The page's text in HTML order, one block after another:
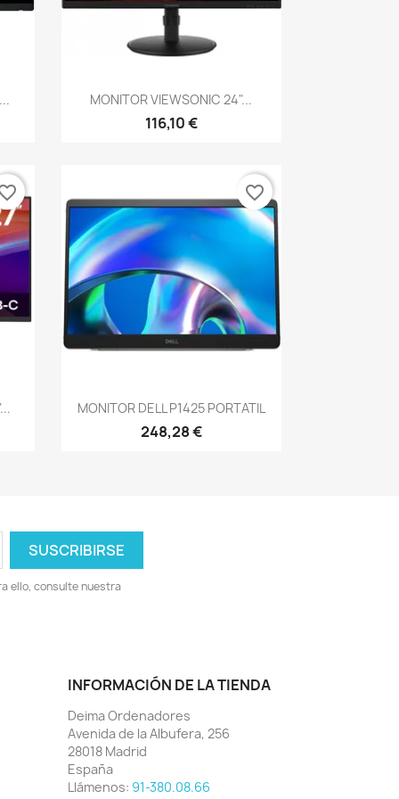
Vista rápida
MONITOR VIEWSONIC 24"...
116,10 €
Vista rápida
MONITOR DELL P1425 PORTATIL
248,28 €
favorite_border
ello, consulte nuestra
INFORMACIÓN DE LA TIENDA
Deima Ordenadores
Avenida de la Albufera, 256
28018 Madrid
España
Llámenos: 91-380.08.66